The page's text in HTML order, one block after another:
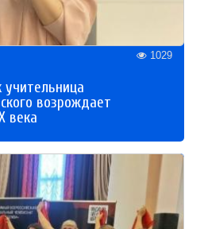
1029
учительница
возрождает
века